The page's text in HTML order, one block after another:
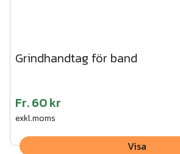
Grindhandtag för band
Fr.60 kr
exkl.moms
Visa